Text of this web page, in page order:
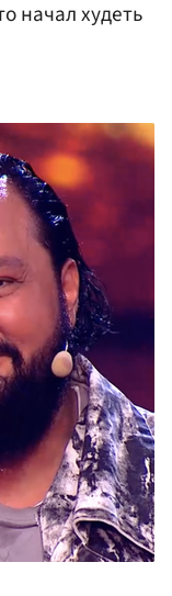
начал худеть